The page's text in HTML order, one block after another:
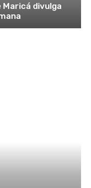
Maricá divulga